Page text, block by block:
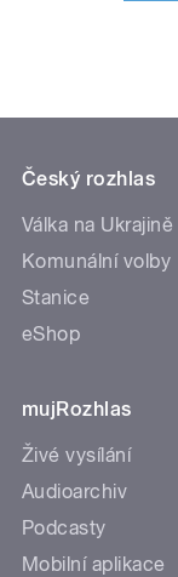
Český rozhlas
Válka na Ukrajině
Komunální volby
Stanice
eShop
mujRozhlas
Živé vysílání
Audioarchiv
Podcasty
Mobilní aplikace